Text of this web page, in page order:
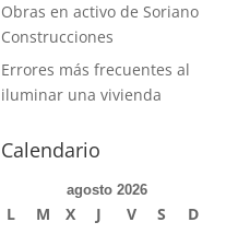
Obras en activo de Soriano
Construcciones
Errores más frecuentes al
iluminar una vivienda
Calendario
agosto 2026
L M X J V S
D